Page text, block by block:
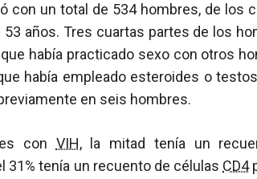
con un total de 534 hombres, de los
53 años. Tres cuartas partes de los
había practicado sexo con otros
había empleado esteroides o
en seis hombres.
con VIH, la mitad tenía un
31% tenía un recuento de células CD4